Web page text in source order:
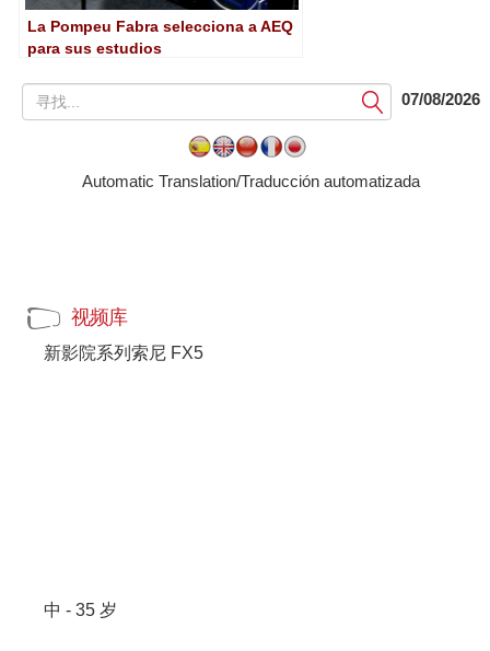
La Pompeu Fabra selecciona a AEQ
para sus estudios
提
交
07/08/2026
Automatic Translation/Traducción automatizada
视频库
新影院系列索尼 FX5
中 - 35 岁